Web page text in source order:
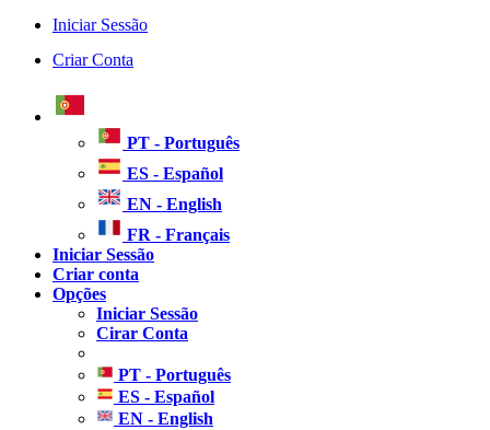
Iniciar Sessão
Criar Conta
PT - Português
ES - Español
EN - English
FR - Français
Iniciar Sessão
Criar conta
Opções
Iniciar Sessão
Cirar Conta
PT - Português
ES - Español
EN - English